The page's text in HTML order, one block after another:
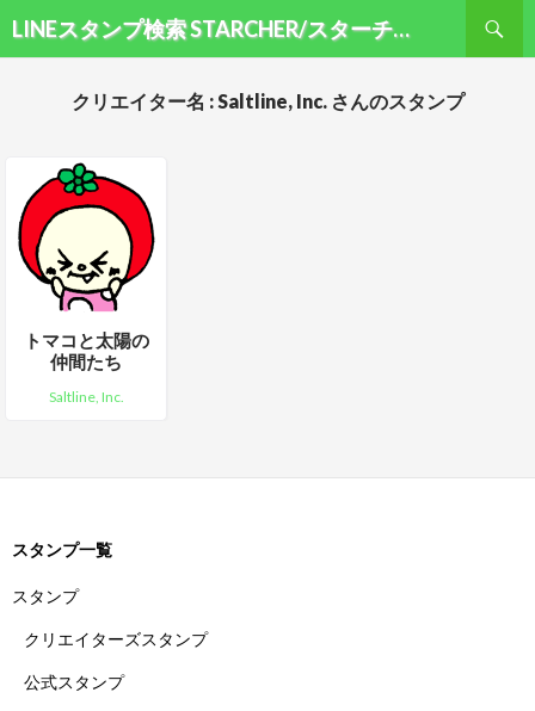
LINEスタンプ検索 STARCHER/スターチャー
クリエイター名 : Saltline, Inc. さんのスタンプ
トマコと太陽の
仲間たち
Saltline, Inc.
スタンプ一覧
スタンプ
クリエイターズスタンプ
公式スタンプ